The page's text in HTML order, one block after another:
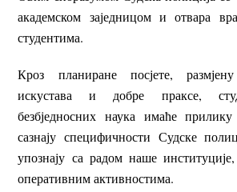
академском заједницом и отвара
студентима.
Кроз планиране посјете,
искустава и добре праксе,
безбједносних наука имаће
сазнају специфичности Судске
упознају са радом наше
оперативним активностима.